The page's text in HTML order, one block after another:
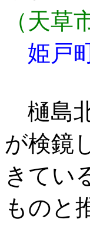
（天草
姫戸
樋島
が検鏡
きてい
ものと